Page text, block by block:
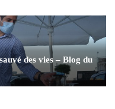
des vies – Blog du